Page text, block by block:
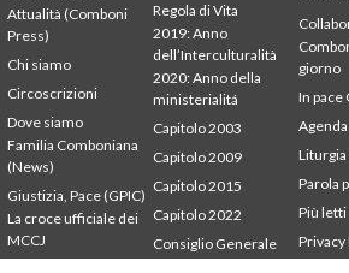
Attualità (Comboni
Press)
Chi siamo
Circoscrizioni
Dove siamo
Familia Comboniana
(News)
Giustizia, Pace (GPIC)
La croce ufficiale dei
MCCJ
Regola di Vita
2019: Anno
dell’Interculturalità
2020: Anno della
ministerialitá
Capitolo 2003
Capitolo 2009
Capitolo 2015
Capitolo 2022
Consiglio Generale
giorno
In pace
Agenda
Parola
Più letti
Privacy